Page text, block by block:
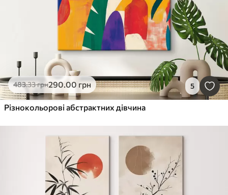
483.33грн290.00 грн 5
Різнокольорові абстрактних дівчина